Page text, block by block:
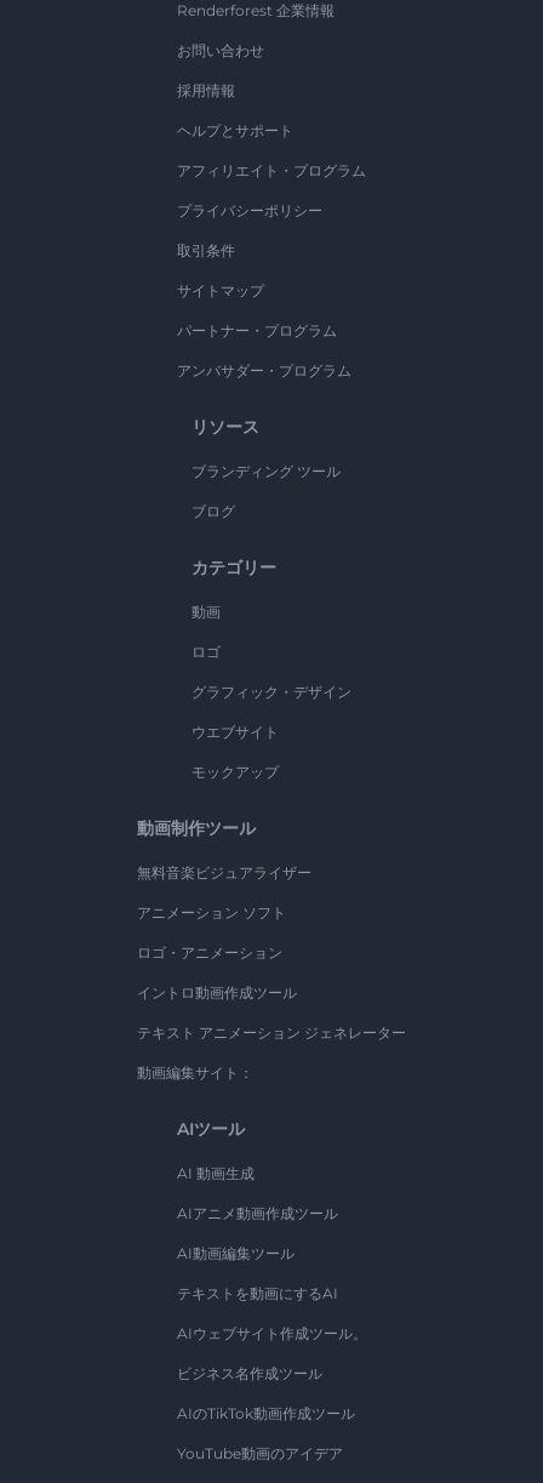
Renderforest 企業情報
お問い合わせ
採用情報
ヘルプとサポート
アフィリエイト・プログラム
プライバシーポリシー
取引条件
サイトマップ
パートナー・プログラム
アンバサダー・プログラム
リソース
ブランディング ツール
ブログ
カテゴリー
動画
ロゴ
グラフィック・デザイン
ウエブサイト
モックアップ
動画制作ツール
無料音楽ビジュアライザー
アニメーション ソフト
ロゴ・アニメーション
イントロ動画作成ツール
テキスト アニメーション ジェネレーター
動画編集サイト：
AIツール
AI 動画生成
AIアニメ動画作成ツール
AI動画編集ツール
テキストを動画にするAI
AIウェブサイト作成ツール。
ビジネス名作成ツール
AIのTikTok動画作成ツール
YouTube動画のアイデア